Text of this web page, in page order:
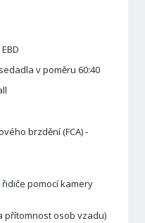
v poměru 60:40
brzdění (FCA) -
pomocí kamery
přítomnost osob vzadu)